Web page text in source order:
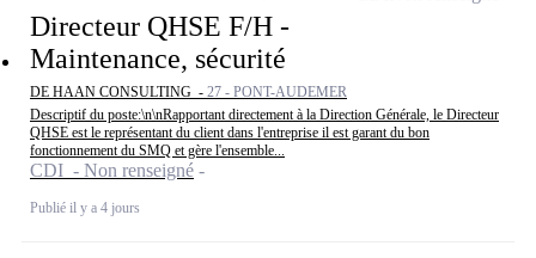
Directeur QHSE F/H -
Maintenance, sécurité
DE HAAN CONSULTING - 27 - PONT-AUDEMER
Descriptif du poste:\n\nRapportant directement à la Direction Générale, le Directeur
QHSE est le représentant du client dans l'entreprise il est garant du bon
fonctionnement du SMQ et gère l'ensemble...
CDI - Non renseigné
Publié il y a 4 jours